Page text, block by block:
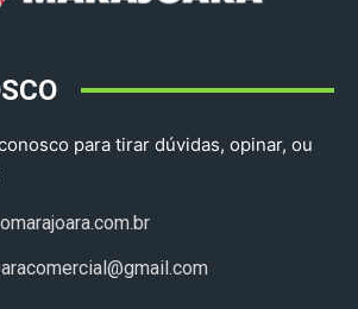
para tirar dúvidas, opinar, ou